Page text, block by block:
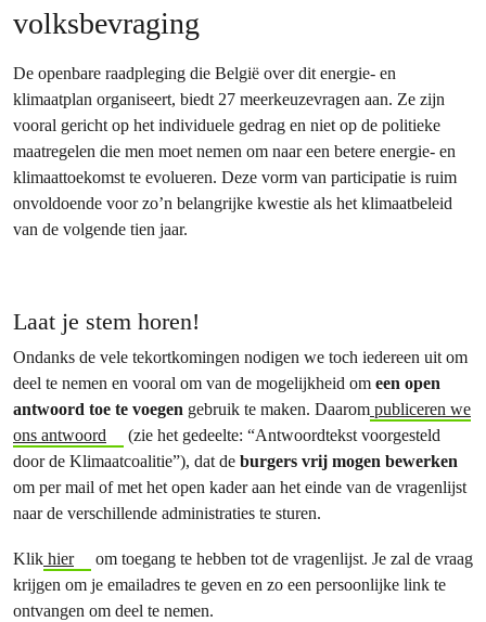
volksbevraging
De openbare raadpleging die België over dit energie- en
klimaatplan organiseert, biedt 27 meerkeuzevragen aan. Ze zijn
vooral gericht op het individuele gedrag en niet op de politieke
maatregelen die men moet nemen om naar een betere energie- en
klimaattoekomst te evolueren. Deze vorm van participatie is ruim
onvoldoende voor zo’n belangrijke kwestie als het klimaatbeleid
van de volgende tien jaar.
Laat je stem horen!
Ondanks de vele tekortkomingen nodigen we toch iedereen uit om
deel te nemen en vooral om van de mogelijkheid om een open
antwoord toe te voegen gebruik te maken. Daarom publiceren we
ons antwoord
(zie het gedeelte: “Antwoordtekst voorgesteld
door de Klimaatcoalitie”), dat de burgers vrij mogen bewerken
om per mail of met het open kader aan het einde van de vragenlijst
naar de verschillende administraties te sturen.
Klik hier
om toegang te hebben tot de vragenlijst. Je zal de vraag
krijgen om je emailadres te geven en zo een persoonlijke link te
ontvangen om deel te nemen.